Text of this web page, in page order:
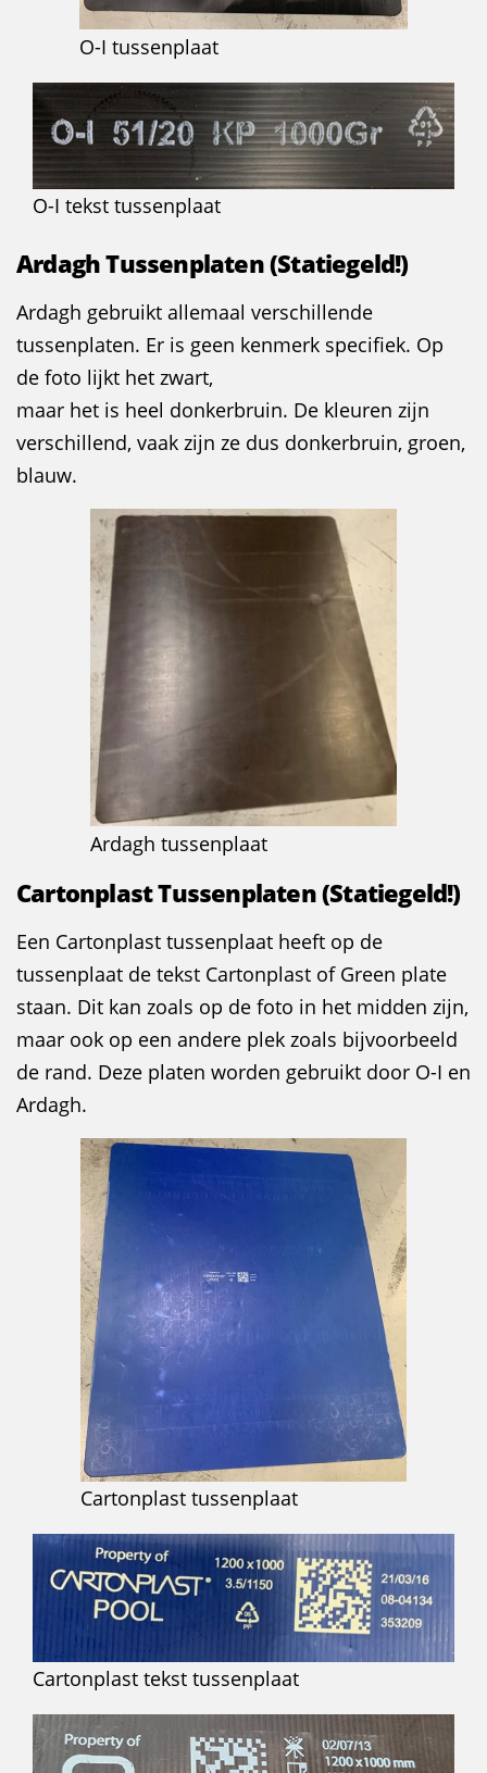
O-I tussenplaat
O-I tekst tussenplaat
Ardagh Tussenplaten(Statiegeld!)
Ardagh gebruikt allemaal verschillende
tussenplaten. Er is geen kenmerk specifiek. Op
de foto lijkt het zwart,
maar het is heel donkerbruin. De kleuren zijn
verschillend, vaak zijn ze dus donkerbruin, groen,
blauw.
Ardagh tussenplaat
Cartonplast Tussenplaten(Statiegeld!)
Een Cartonplast tussenplaat heeft op de
tussenplaat de tekst Cartonplast of Green plate
staan. Dit kan zoals op de foto in het midden zijn,
maar ook op een andere plek zoals bijvoorbeeld
de rand. Deze platen worden gebruikt door O-I en
Ardagh.
Cartonplast tussenplaat
Cartonplast tekst tussenplaat